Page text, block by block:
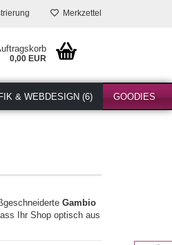
Merkzettel
0,00 EUR
& WEBDESIGN (6) GOODIES
Gambio
Ihr Shop optisch aus